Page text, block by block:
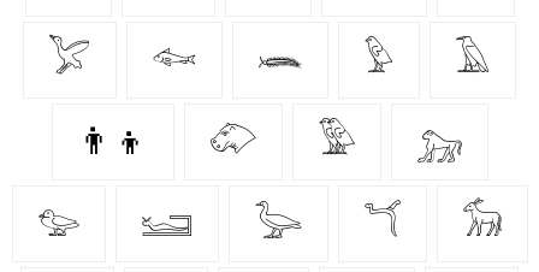
𓅯 𓆜 𓆨 𓅱 𓄿
👨‍👦 𓄁 𓅳 𓃷
𓅰 𓆒 𓅬 𓆔 𓃘